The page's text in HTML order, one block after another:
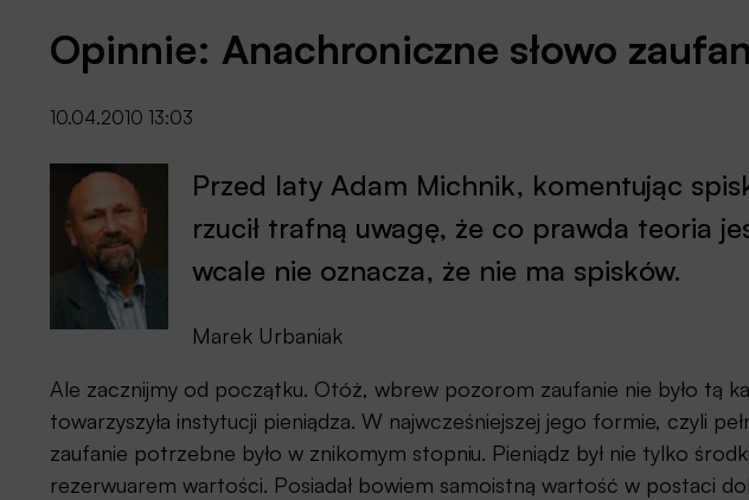
Opinnie: Anachroniczne słowo
10.04.2010 13:03
Przed laty Adam Michnik, komentując
rzucił trafną uwagę, że co prawda teoria
wcale nie oznacza, że nie ma spisków.
Marek Urbaniak
Ale zacznijmy od początku. Otóż, wbrew pozorom zaufanie nie było tą
towarzyszyła instytucji pieniądza. W najwcześniejszej jego formie, czyli
zaufanie potrzebne było w znikomym stopniu. Pieniądz był nie tylko
rezerwuarem wartości. Posiadał bowiem samoistną wartość w postaci